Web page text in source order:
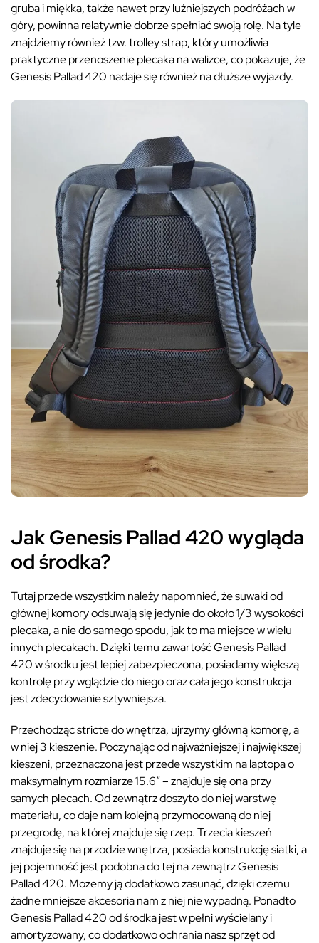
gruba i miękka, także nawet przy luźniejszych podróżach w
góry, powinna relatywnie dobrze spełniać swoją rolę. Na tyle
znajdziemy również tzw. trolley strap, który umożliwia
praktyczne przenoszenie plecaka na walizce, co pokazuje, że
Genesis Pallad 420 nadaje się również na dłuższe wyjazdy.
Jak Genesis Pallad 420 wygląda
od środka?
Tutaj przede wszystkim należy napomnieć, że suwaki od
głównej komory odsuwają się jedynie do około 1/3 wysokości
plecaka, a nie do samego spodu, jak to ma miejsce w wielu
innych plecakach. Dzięki temu zawartość Genesis Pallad
420 w środku jest lepiej zabezpieczona, posiadamy większą
kontrolę przy wglądzie do niego oraz cała jego konstrukcja
jest zdecydowanie sztywniejsza.
Przechodząc stricte do wnętrza, ujrzymy główną komorę, a
w niej 3 kieszenie. Poczynając od najważniejszej i największej
kieszeni, przeznaczona jest przede wszystkim na laptopa o
maksymalnym rozmiarze 15.6″ – znajduje się ona przy
samych plecach. Od zewnątrz doszyto do niej warstwę
materiału, co daje nam kolejną przymocowaną do niej
przegrodę, na której znajduje się rzep. Trzecia kieszeń
znajduje się na przodzie wnętrza, posiada konstrukcję siatki, a
jej pojemność jest podobna do tej na zewnątrz Genesis
Pallad 420. Możemy ją dodatkowo zasunąć, dzięki czemu
żadne mniejsze akcesoria nam z niej nie wypadną. Ponadto
Genesis Pallad 420 od środka jest w pełni wyścielany i
amortyzowany, co dodatkowo ochrania nasz sprzęt od